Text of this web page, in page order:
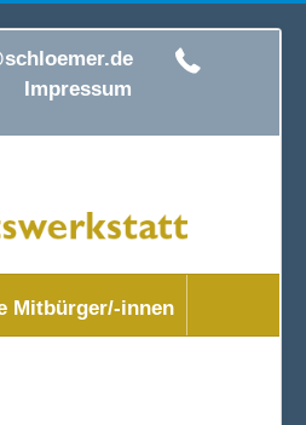
Impressum
Mitbürger/-innen